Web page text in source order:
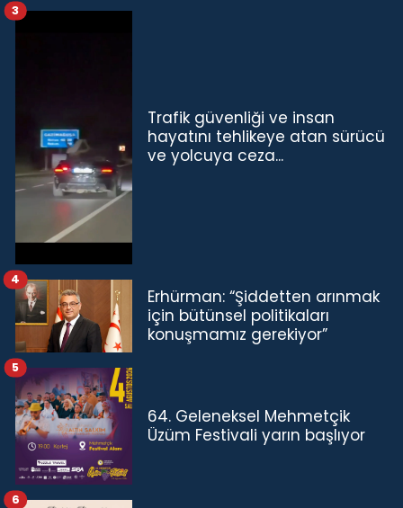
Trafik güvenliği ve insan
hayatını tehlikeye atan sürücü
ve yolcuya ceza...
3
Erhürman: “Şiddetten arınmak
için bütünsel politikaları
konuşmamız gerekiyor”
4
64. Geleneksel Mehmetçik
Üzüm Festivali yarın başlıyor
5
6